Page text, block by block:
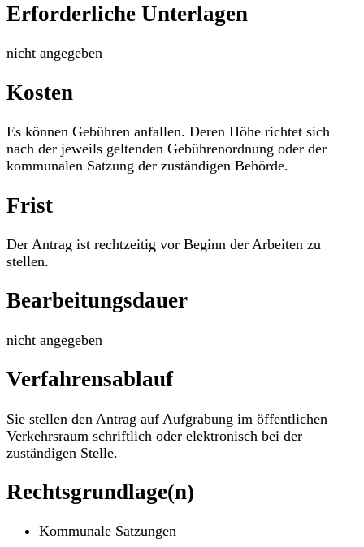
Erforderliche Unterlagen
nicht angegeben
Kosten
Es können Gebühren anfallen. Deren Höhe richtet sich
nach der jeweils geltenden Gebührenordnung oder der
kommunalen Satzung der zuständigen Behörde.
Frist
Der Antrag ist rechtzeitig vor Beginn der Arbeiten zu
stellen.
Bearbeitungsdauer
nicht angegeben
Verfahrensablauf
Sie stellen den Antrag auf Aufgrabung im öffentlichen
Verkehrsraum schriftlich oder elektronisch bei der
zuständigen Stelle.
Rechtsgrundlage(n)
Kommunale Satzungen